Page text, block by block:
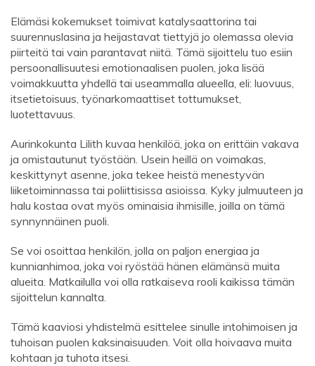
Elämäsi kokemukset toimivat katalysaattorina tai
suurennuslasina ja heijastavat tiettyjä jo olemassa olevia
piirteitä tai vain parantavat niitä. Tämä sijoittelu tuo esiin
persoonallisuutesi emotionaalisen puolen, joka lisää
voimakkuutta yhdellä tai useammalla alueella, eli: luovuus,
itsetietoisuus, työnarkomaattiset tottumukset,
luotettavuus.
Aurinkokunta Lilith kuvaa henkilöä, joka on erittäin vakava
ja omistautunut työstään. Usein heillä on voimakas,
keskittynyt asenne, joka tekee heistä menestyvän
liiketoiminnassa tai poliittisissa asioissa. Kyky julmuuteen ja
halu kostaa ovat myös ominaisia ​​ihmisille, joilla on tämä
synnynnäinen puoli.
Se voi osoittaa henkilön, jolla on paljon energiaa ja
kunnianhimoa, joka voi ryöstää hänen elämänsä muita
alueita. Matkailulla voi olla ratkaiseva rooli kaikissa tämän
sijoittelun kannalta.
Tämä kaaviosi yhdistelmä esittelee sinulle intohimoisen ja
tuhoisan puolen kaksinaisuuden. Voit olla hoivaava muita
kohtaan ja tuhota itsesi.